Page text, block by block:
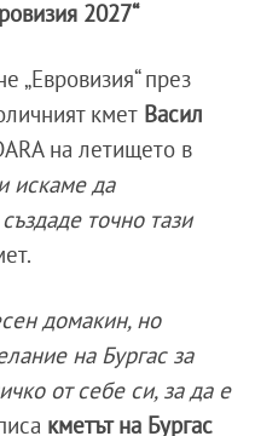
2027“
„Евровизия“ през
кмет Васил
на летището в
искаме да
точно тази
домакин, но
на Бургас за
от себе си, за да е
кметът на Бургас